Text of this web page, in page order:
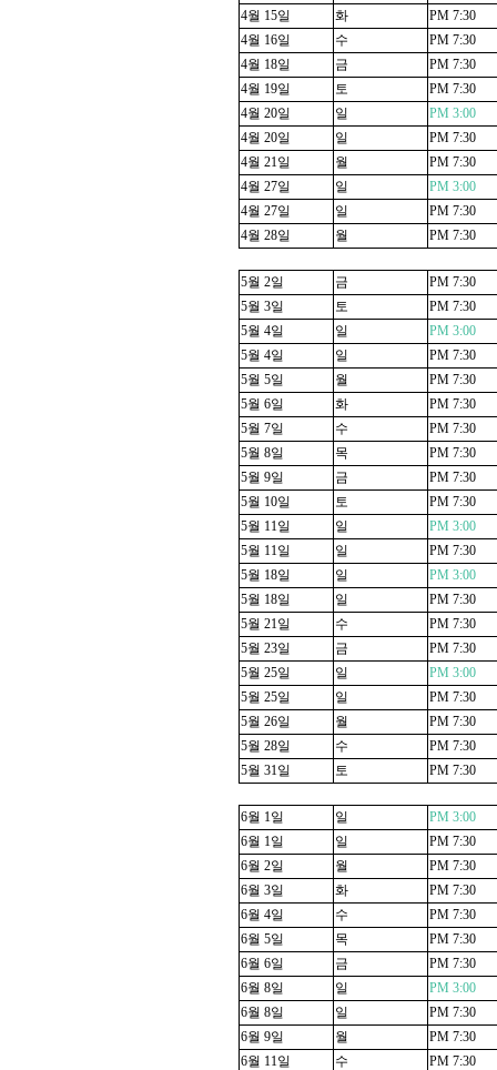
4월 15일 화
PM 7:30
4월 16일 수
PM 7:30
4월 18일 금
PM 7:30
4월 19일 토
PM 7:30
4월 20일 일
PM 3:00
4월 20일 일
PM 7:30
4월 21일 월
PM 7:30
4월 27일 일
PM 3:00
4월 27일 일
PM 7:30
4월 28일 월 PM 7:30
5월 2일 금
PM 7:30
5월 3일 토
PM 7:30
5월 4일 일
PM 3:00
5월 4일 일
PM 7:30
5월 5일 월
PM 7:30
5월 6일 화
PM 7:30
5월 7일 수
PM 7:30
5월 8일 목
PM 7:30
5월 9일 금
PM 7:30
5월 10일 토
PM 7:30
5월 11일 일
PM 3:00
5월 11일 일
PM 7:30
5월 18일 일
PM 3:00
5월 18일 일
PM 7:30
5월 21일 수
PM 7:30
5월 23일 금
PM 7:30
5월 25일 일
PM 3:00
5월 25일 일
PM 7:30
5월 26일 월
PM 7:30
5월 28일 수
PM 7:30
5월 31일 토 PM 7:30
6월 1일 일
PM 3:00
6월 1일 일
PM 7:30
6월 2일 월
PM 7:30
6월 3일 화
PM 7:30
6월 4일 수
PM 7:30
6월 5일 목
PM 7:30
6월 6일 금
PM 7:30
6월 8일 일
PM 3:00
6월 8일 일
PM 7:30
6월 9일 월
PM 7:30
6월 11일 수
PM 7:30